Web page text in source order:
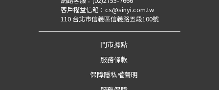
客戶權益信箱： cs@sinyi.com.tw
110 台北市信義區信義路五段100號
門市據點
服務條款
保障隱私權聲明